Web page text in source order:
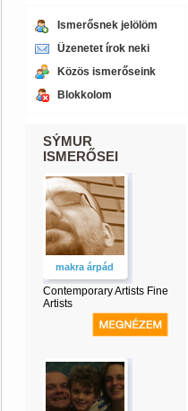
Ismerősnek jelölöm
Üzenetet írok neki
Közös ismerőseink
Blokkolom
SÝMUR
ISMERŐSEI
makra árpád
Contemporary Artists Fine
Artists